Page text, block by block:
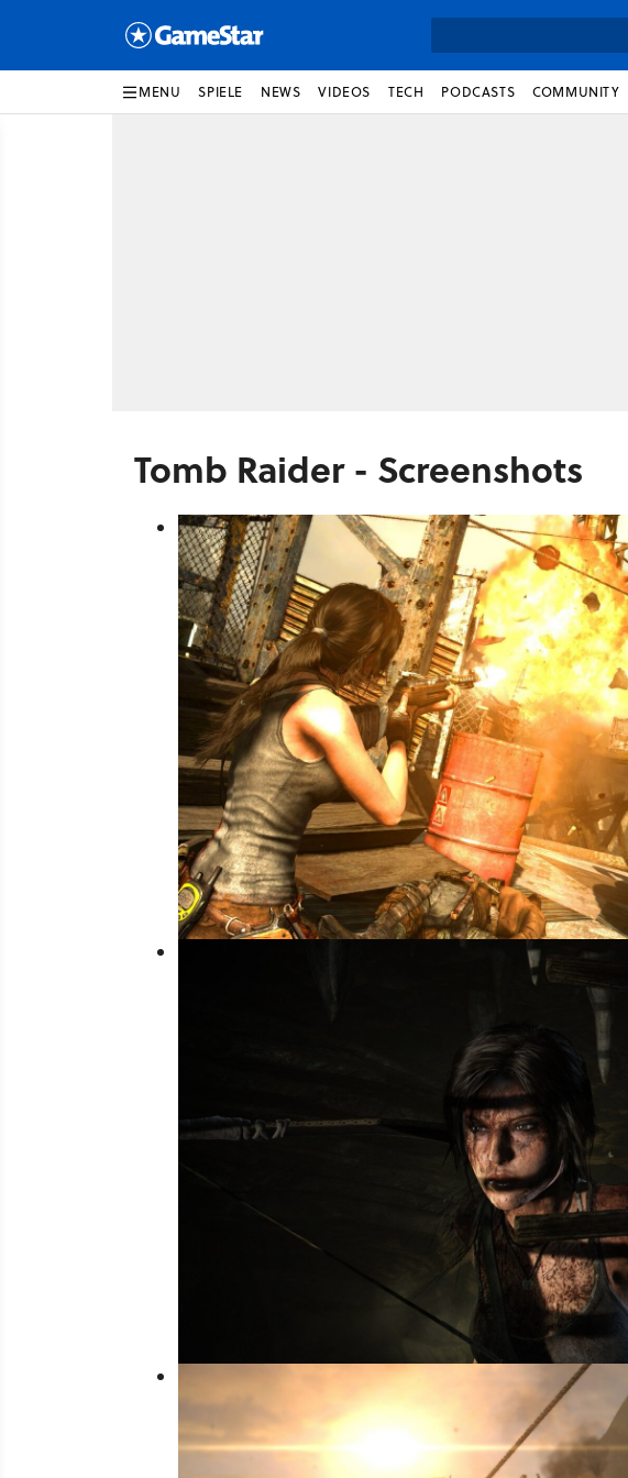
MENU SPIELE NEWS VIDEOS TECH PODCASTS COMMUNITY
Tomb Raider - Screenshots